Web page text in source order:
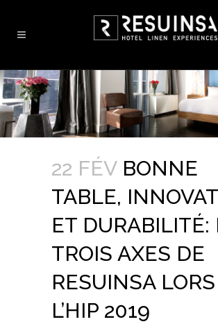
22 FÉVBONNE
TABLE,
ET DURABILITÉ:
TROIS AXES DE
RESUINSA
L’HIP 2019